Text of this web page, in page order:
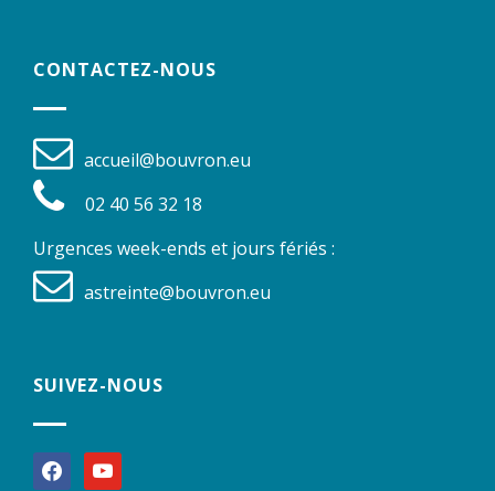
CONTACTEZ-NOUS
accueil@bouvron.eu
02 40 56 32 18
Urgences week-ends et jours fériés :
astreinte@bouvron.eu
SUIVEZ-NOUS
facebookyoutube